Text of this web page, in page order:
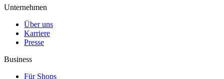
Unternehmen
Über uns
Karriere
Presse
Business
Für Shops